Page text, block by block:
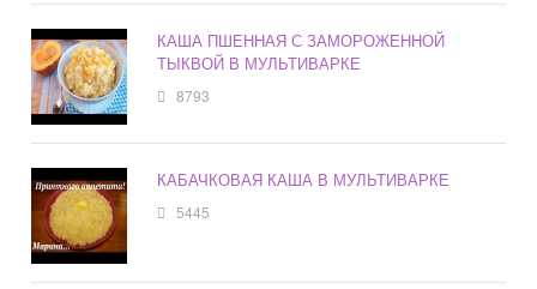
КАША ПШЕННАЯ С ЗАМОРОЖЕННОЙ
ТЫКВОЙ В МУЛЬТИВАРКЕ
8793
КАБАЧКОВАЯ КАША В МУЛЬТИВАРКЕ
5445